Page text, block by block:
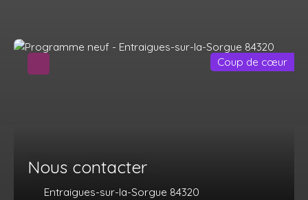
Nous contacter
Entraigues-sur-la-Sorgue 84320
Coup de cœur